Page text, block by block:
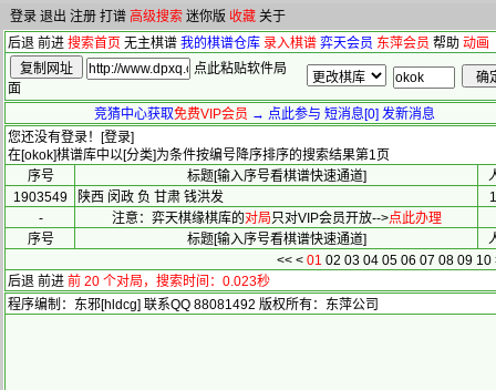
登录 退出 注册 打谱 高级搜索 迷你版 收藏 关于